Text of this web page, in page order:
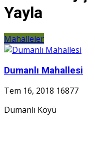
Yayla
Mahalleler
Dumanlı Mahallesi
Tem 16, 2018 16877
Dumanlı Köyü